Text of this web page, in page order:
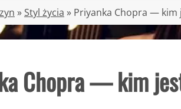
» Styl życia » Priyanka Chopra — kim
Chopra — kim